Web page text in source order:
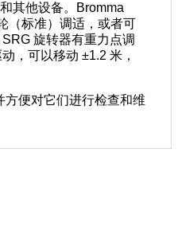
其他设备。Bromma
（标准）调适，或者可
旋转器有重力点调
，可以移动 ±1.2 米，
便对它们进行检查和维